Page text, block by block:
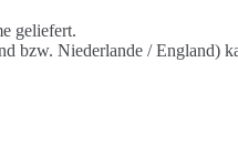
geliefert.
bzw. Niederlande / England)